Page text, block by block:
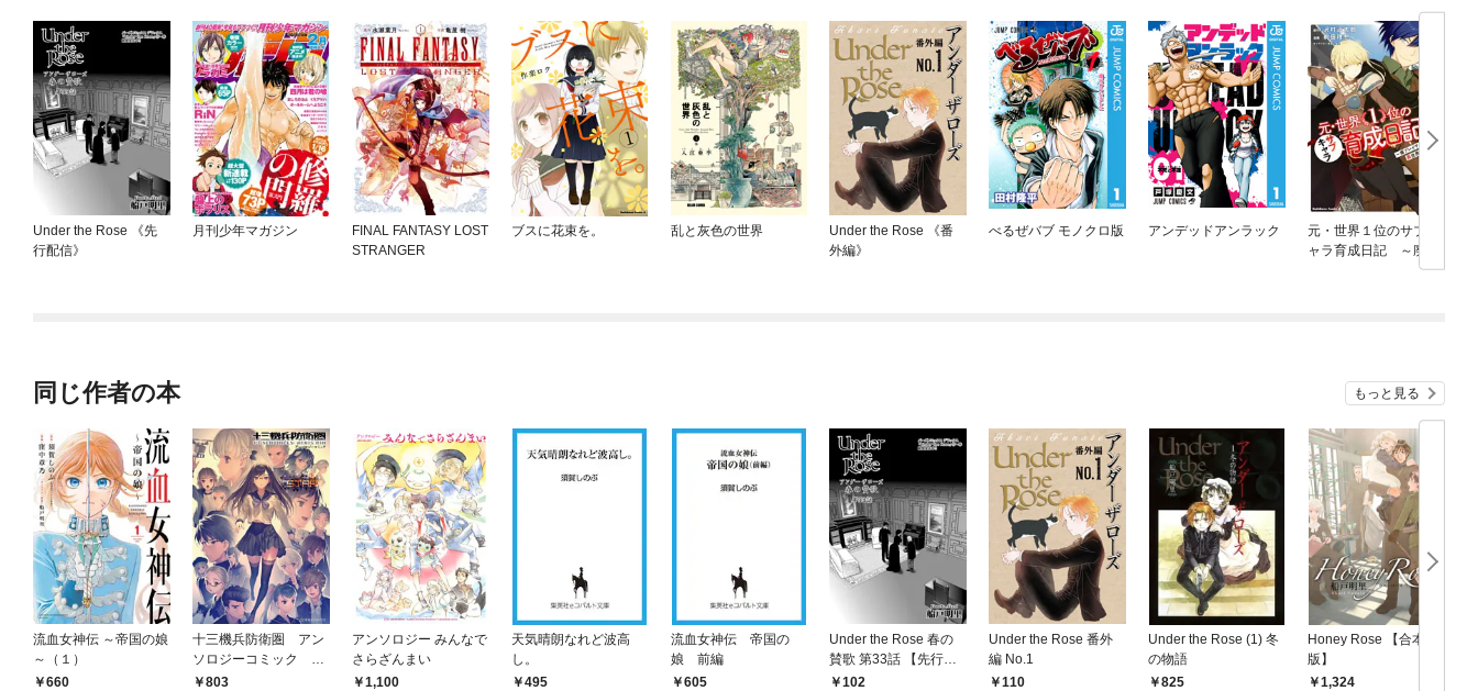
Under the Rose 《先
行配信》
月刊少年マガジン
FINAL FANTASY LOST
STRANGER
ブスに花束を。 乱と灰色の世界
Under the Rose 《番
外編》
べるぜバブ モノクロ版 アンデッドアンラック
元・世界１位のサブキ
ャラ育成日記 ～廃プ
レイヤー、異世界を攻
同じ作者の本 もっと見る
流血女神伝 ～帝国の娘
～（１）
660
十三機兵防衛圏 アン
ソロジーコミック Ｓ
ＴＡＲ
803
アンソロジー みんなで
さらざんまい
1,100
天気晴朗なれど波高
し。
495
流血女神伝 帝国の
娘 前編
605
Under the Rose 春の
賛歌 第33話 【先行配
信】102
Under the Rose 番外
編 No.1
110
Under the Rose (1) 冬
の物語
825
Honey Rose 【合本
版】
1,324